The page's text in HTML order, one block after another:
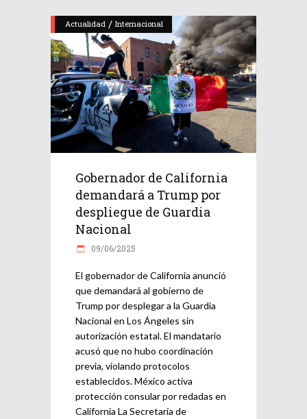
Actualidad / Internacional
Gobernador de California
demandará a Trump por
despliegue de Guardia
Nacional
09/06/2025
El gobernador de California anunció
que demandará al gobierno de
Trump por desplegar a la Guardia
Nacional en Los Ángeles sin
autorización estatal. El mandatario
acusó que no hubo coordinación
previa, violando protocolos
establecidos. México activa
protección consular por redadas en
California La Secretaría de